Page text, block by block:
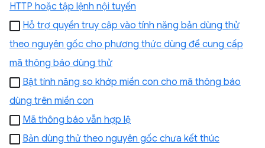
HTTP hoặc tập lệnh nội tuyến
Hỗ trợ quyền truy cập vào tính năng bản dùng thử
theo nguyên gốc cho phương thức dùng để cung cấp
mã thông báo dùng thử
Bật tính năng so khớp miền con cho mã thông báo
dùng trên miền con
Mã thông báo vẫn hợp lệ
Bản dùng thử theo nguyên gốc chưa kết thúc